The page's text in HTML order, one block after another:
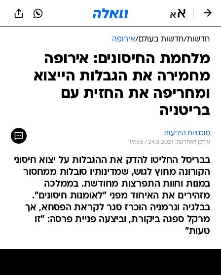
חדשות/חדשות בעולם/אירופה
מלחמת החיסונים: אירופה
מחמירה את הגבלות הייצוא
ומחריפה את החזית עם
בריטניה
סוכנויות הידיעות
עודכן לאחרונה: 24.3.2021 / 19:33
בבריסל החליטו להדק את ההגבלות על יצוא חיסוני
הקורונה מחוץ לגוש, שמדינותיו סובלות ממחסור
במנות וחוות התפרצות מחודשת. בממלכה
מזהירים את האיחוד מפני "לאומנות חיסונים".
בבלגיה וגרמניה הוכרז סגר לקראת הפסחא, אך
מרקל ספגה ביקורת, וביצעה פניית פרסה: "זו
טעות"